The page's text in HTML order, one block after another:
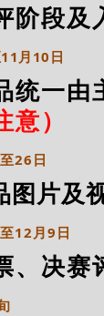
阶段及
月10日
统一由
意）
26日
图片及
12月9日
、决赛